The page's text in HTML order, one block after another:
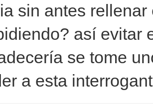
sin antes
así evitar
se tome
a esta